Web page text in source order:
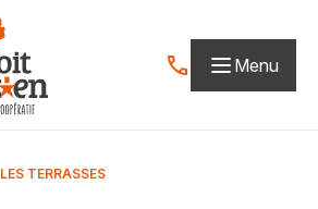
Contactez-nous
Menu
LES TERRASSES